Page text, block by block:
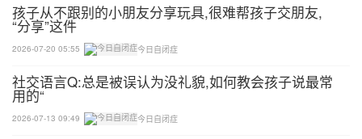
在外出的各种活动中，你要带着巨大的热情去诱导孩
子，帮助孩子观察周围的人、物、发生的事情。
他不懂，你可以讲给他听，并拉着他的手去指、去触
摸。
孩子从不跟别的小朋友分享玩具,很难帮孩子交朋友,
“分享”这件
2026-07-20 05:55 今日自闭症
社交语言Q:总是被误认为没礼貌,如何教会孩子说最常
用的“
2026-07-13 09:49 今日自闭症